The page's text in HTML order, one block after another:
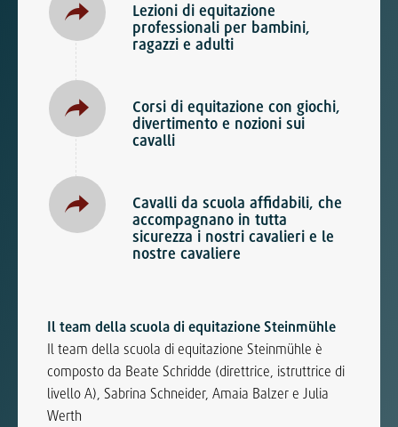
Lezioni di equitazione
professionali per bambini,
ragazzi e adulti
Corsi di equitazione con giochi,
divertimento e nozioni sui
cavalli
Cavalli da scuola affidabili, che
accompagnano in tutta
sicurezza i nostri cavalieri e le
nostre cavaliere
Il team della scuola di equitazione Steinmühle
Il team della scuola di equitazione Steinmühle è
composto da Beate Schridde (direttrice, istruttrice di
livello A), Sabrina Schneider, Amaia Balzer e Julia
Werth